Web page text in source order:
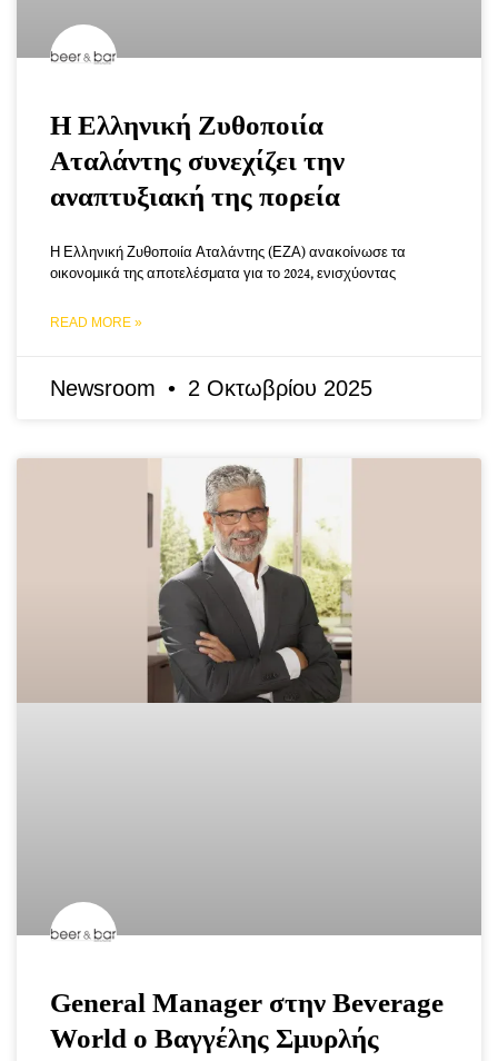
Η Ελληνική Ζυθοποιία
Αταλάντης συνεχίζει την
αναπτυξιακή της πορεία
Η Ελληνική Ζυθοποιία Αταλάντης (ΕΖΑ) ανακοίνωσε τα
οικονομικά της αποτελέσματα για το 2024, ενισχύοντας
READ MORE »
Newsroom 2 Οκτωβρίου 2025
General Manager στην Beverage
World ο Βαγγέλης Σμυρλής